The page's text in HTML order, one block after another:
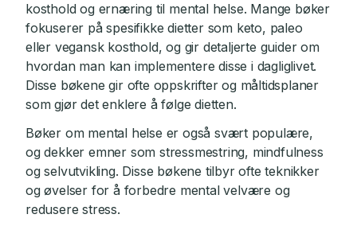
kosthold og ernæring til mental helse. Mange bøker
fokuserer på spesifikke dietter som keto, paleo
eller vegansk kosthold, og gir detaljerte guider om
hvordan man kan implementere disse i dagliglivet.
Disse bøkene gir ofte oppskrifter og måltidsplaner
som gjør det enklere å følge dietten.
Bøker om mental helse er også svært populære,
og dekker emner som stressmestring, mindfulness
og selvutvikling. Disse bøkene tilbyr ofte teknikker
og øvelser for å forbedre mental velvære og
redusere stress.